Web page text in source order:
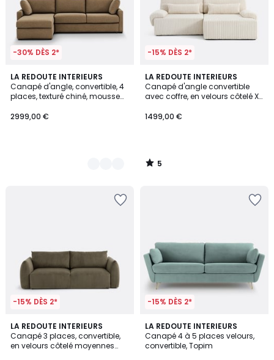
-30% DÈS 2*
LA REDOUTE INTERIEURS
Canapé d'angle, convertible, 4
places, texturé chiné, mousse
2999,00 €
3
Couleurs
-15% DÈS 2*
LA REDOUTE INTERIEURS
Canapé d'angle convertible
avec coffre, en velours côtelé XL,
1499,00 €
5
/
5
5
/
-15% DÈS 2*
LA REDOUTE INTERIEURS
Canapé 3 places, convertible,
en velours côtelé moyennes
4,3
/ 5
5
Couleurs
-15% DÈS 2*
LA REDOUTE INTERIEURS
Canapé 4 à 5 places velours,
convertible, Topim
3
/
5
6
Couleurs